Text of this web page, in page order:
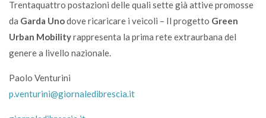
Trentaquattro postazioni delle quali sette già attive promosse
da Garda Unodove ricaricare i veicoli – Il progetto Green
Urban Mobilityrappresenta la prima rete extraurbana del
genere a livello nazionale.
Paolo Venturini
p.venturini@giornaledibrescia.it